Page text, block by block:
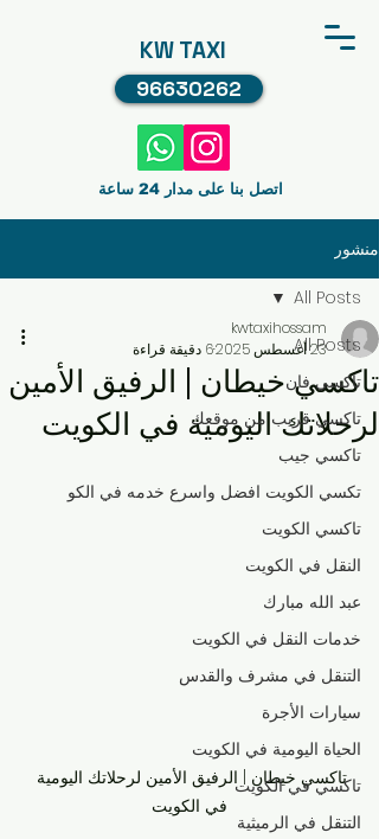
KW TAXI
96630262
اتصل بنا على مدار 24 ساعة
منشور
All Posts
تاكسي فان
تاكسي قريب من موقعك
تاكسي جيب
تكسي الكويت افضل واسرع خدمه في الكو
تاكسي الكويت
النقل في الكويت
عبد الله مبارك
خدمات النقل في الكويت
التنقل في مشرف والقدس
سيارات الأجرة
الحياة اليومية في الكويت
تاكسي في الكويت
التنقل في الرميثية
All Posts
تاكسي خيطان | الرفيق الأمين
لرحلاتك اليومية في الكويت
kwtaxihossam
23 أغسطس 2025
6 دقيقة قراءة
تاكسي خيطان | الرفيق الأمين لرحلاتك اليومية
في الكويت